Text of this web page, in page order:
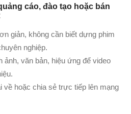
cáo, đào tạo hoặc bán
giản, không cần biết dựng phim
nghiệp.
ảnh, văn bản, hiệu ứng để video
về hoặc chia sẻ trực tiếp lên mạng